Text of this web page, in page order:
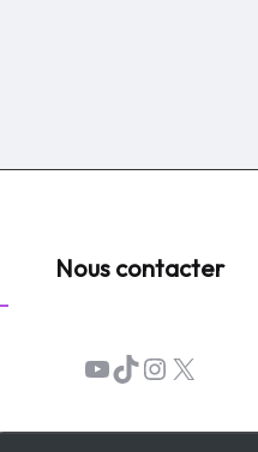
Nous contacter
YouTube
TikTok
Instagram
X